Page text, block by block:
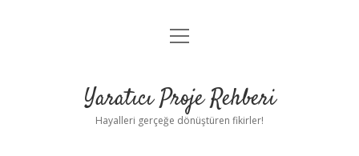
Anasayfa
Yasal Uyarı
menüyü
Yaratıcı Proje Rehberi
Hayalleri gerçeğe dönüştüren fikirler!